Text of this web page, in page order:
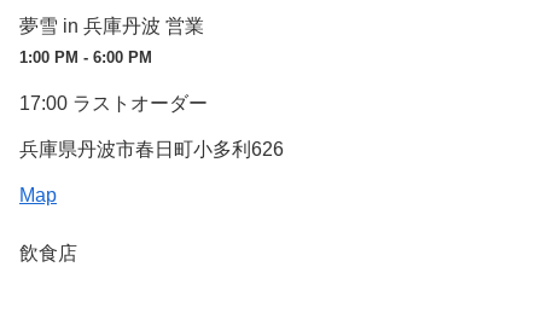
夢雪 in 兵庫丹波 営業
1:00 PM - 6:00 PM
17:00 ラストオーダー
兵庫県丹波市春日町小多利626
Map
飲食店